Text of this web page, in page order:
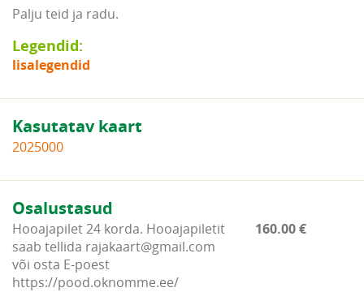
Palju teid ja radu.
Legendid:
lisalegendid
Kasutatav kaart
2025000
Osalustasud
Hooajapilet 24 korda. Hooajapiletit
saab tellida rajakaart@gmail.com
või osta E-poest
https://pood.oknomme.ee/
160.00 €